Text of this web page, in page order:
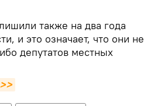
также на два года
и это означает, что они не
депутатов местных